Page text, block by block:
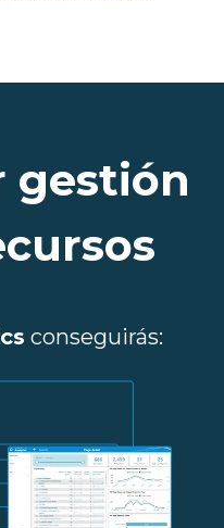
gestión
conseguirás: